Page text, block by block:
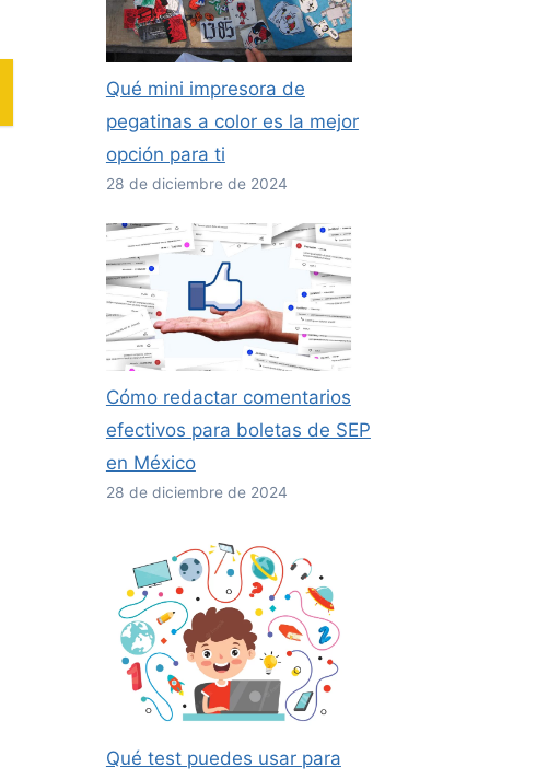
Qué mini impresora de
pegatinas a color es la mejor
opción para ti
28 de diciembre de 2024
Cómo redactar comentarios
efectivos para boletas de SEP
en México
28 de diciembre de 2024
Qué test puedes usar para